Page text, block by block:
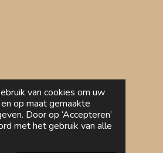
van cookies om uw
op maat gemaakte
Door op ‘Accepteren’
met het gebruik van alle